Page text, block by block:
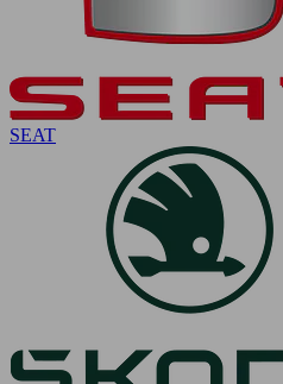
SEAT